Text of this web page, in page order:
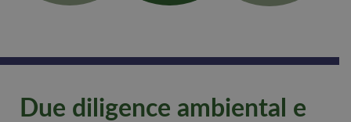
Due diligence ambiental e